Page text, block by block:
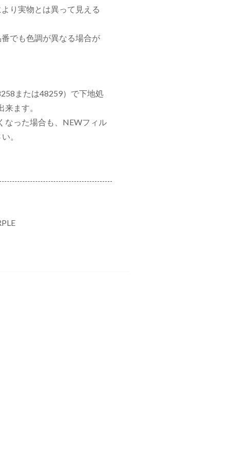
り実物とは異って見える
でも色調が異なる場合が
または48259）で下地処
ます。
なった場合も、NEWフィル
。